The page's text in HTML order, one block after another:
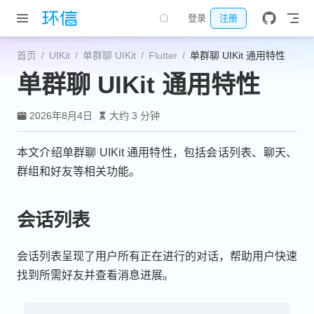
跳至主要內容
登录 注册
首页 UIKit 单群聊 UIKit Flutter 单群聊 UIKit 通用特性
单群聊 UIKit 通用特性
2026年8月4日 大约 3 分钟
本文介绍单群聊 UIKit 通用特性，包括会话列表、聊天、
群组和好友等相关功能。
会话列表
会话列表呈现了用户所有正在进行的对话，帮助用户快速
找到所需好友并查看消息进展。